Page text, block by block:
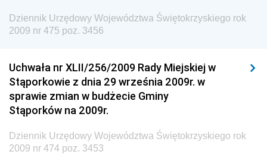
Wewnętrznego
Dziennik Urzędowy Urzędu Patentowego
Dziennik Urzędowy Generalnej Dyrekcji Dróg
Krajowych i Autostrad
Dziennik Urzędowy Ministra Środowiska
Dziennik Urzędowy Ministra Edukacji
Dziennik Urzędowy Województwa Świętokrzyskiego rok
2009 nr 475 poz. 3456
Uchwała nr XLII/256/2009 Rady Miejskiej w
Stąporkowie z dnia 29 września 2009r. w
sprawie zmian w budżecie Gminy
Stąporków na 2009r.
Dziennik Urzędowy Województwa Świętokrzyskiego rok
2009 nr 474 poz. 3453